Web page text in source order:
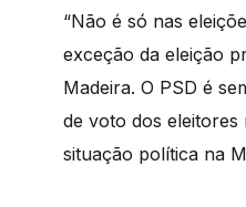
“Não é só nas
exceção da eleição
Madeira. O PSD é
de voto dos eleitores
situação política na